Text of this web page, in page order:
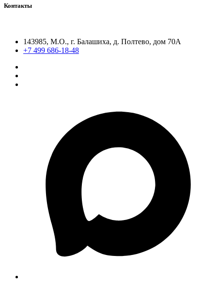
Контакты
143985, М.О., г. Балашиха, д. Полтево, дом 70А
+7 499 686-18-48